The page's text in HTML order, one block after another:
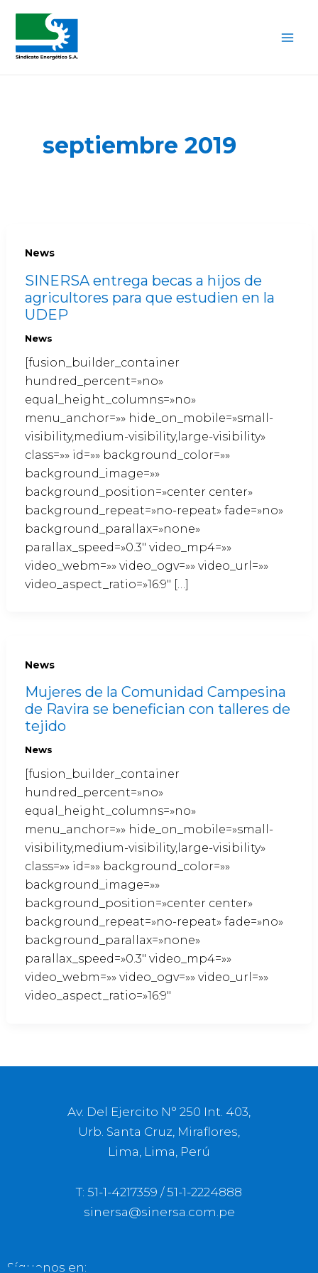
contenido
septiembre 2019
News
SINERSA entrega becas a hijos de
agricultores para que estudien en la
UDEP
News
[fusion_builder_container
hundred_percent=»no»
equal_height_columns=»no»
menu_anchor=»» hide_on_mobile=»small-
visibility,medium-visibility,large-visibility»
class=»» id=»» background_color=»»
background_image=»»
background_position=»center center»
background_repeat=»no-repeat» fade=»no»
background_parallax=»none»
parallax_speed=»0.3″ video_mp4=»»
video_webm=»» video_ogv=»» video_url=»»
video_aspect_ratio=»16:9″ […]
News
Mujeres de la Comunidad Campesina
de Ravira se benefician con talleres de
tejido
News
[fusion_builder_container
hundred_percent=»no»
equal_height_columns=»no»
menu_anchor=»» hide_on_mobile=»small-
visibility,medium-visibility,large-visibility»
class=»» id=»» background_color=»»
background_image=»»
background_position=»center center»
background_repeat=»no-repeat» fade=»no»
background_parallax=»none»
parallax_speed=»0.3″ video_mp4=»»
video_webm=»» video_ogv=»» video_url=»»
video_aspect_ratio=»16:9″
Av. Del Ejercito N° 250 Int. 403,
Urb. Santa Cruz, Miraflores,
Lima, Lima, Perú
T: 51-1-4217359 / 51-1-2224888
sinersa@sinersa.com.pe
Síguenos en: